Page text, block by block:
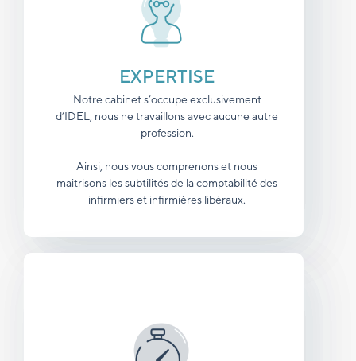
EXPERTISE
Notre cabinet s’occupe exclusivement
d’IDEL, nous ne travaillons avec aucune autre
profession.
Ainsi, nous vous comprenons et nous
maitrisons les subtilités de la comptabilité des
infirmiers et infirmières libéraux.